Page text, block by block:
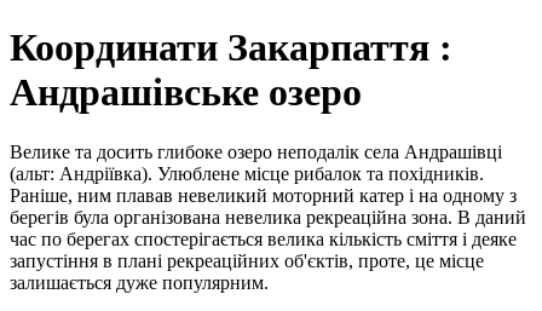
Координати Закарпаття :
Андрашівське озеро
Велике та досить глибоке озеро неподалік села Андрашівці
(альт: Андріївка). Улюблене місце рибалок та похідників.
Раніше, ним плавав невеликий моторний катер і на одному з
берегів була організована невелика рекреаційна зона. В даний
час по берегах спостерігається велика кількість сміття і деяке
запустіння в плані рекреаційних об'єктів, проте, це місце
залишається дуже популярним.